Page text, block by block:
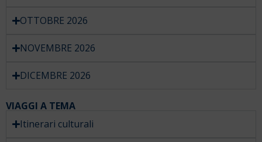
OTTOBRE 2026
NOVEMBRE 2026
DICEMBRE 2026
VIAGGI A TEMA
Itinerari culturali